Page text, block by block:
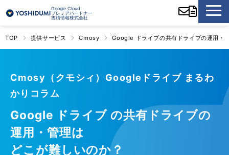
Google Cloud
プレミアパートナー
吉積情報株式会社
TOP 提供サービス Cmosy Google ドライブの共有ドライブの運用・
Cmosy（クモシィ）Googleドライブ まるわ
かりコラム
Google ドライブ の共有ドライブの
運用・管理は
どこが難しいのか？